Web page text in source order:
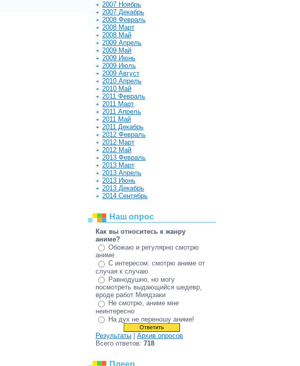
2007 Ноябрь
2007 Декабрь
2008 Февраль
2008 Март
2008 Май
2009 Апрель
2009 Май
2009 Июнь
2009 Июль
2009 Август
2010 Апрель
2010 Май
2011 Февраль
2011 Март
2011 Апрель
2011 Май
2011 Декабрь
2012 Февраль
2012 Март
2012 Май
2013 Февраль
2013 Март
2013 Апрель
2013 Июнь
2013 Декабрь
2014 Сентябрь
Наш опрос
Как вы относитесь к жанру
аниме?
Обожаю и регулярно смотрю
аниме
С интересом: смотрю аниме от
случая к случаю
Равнодушно, но могу
посмотреть выдающийся шедевр,
вроде работ Миядзаки
Не смотрю, аниме мне
неинтересно
На дух не переношу аниме!
Результаты
Архив опросов
Всего ответов: 718